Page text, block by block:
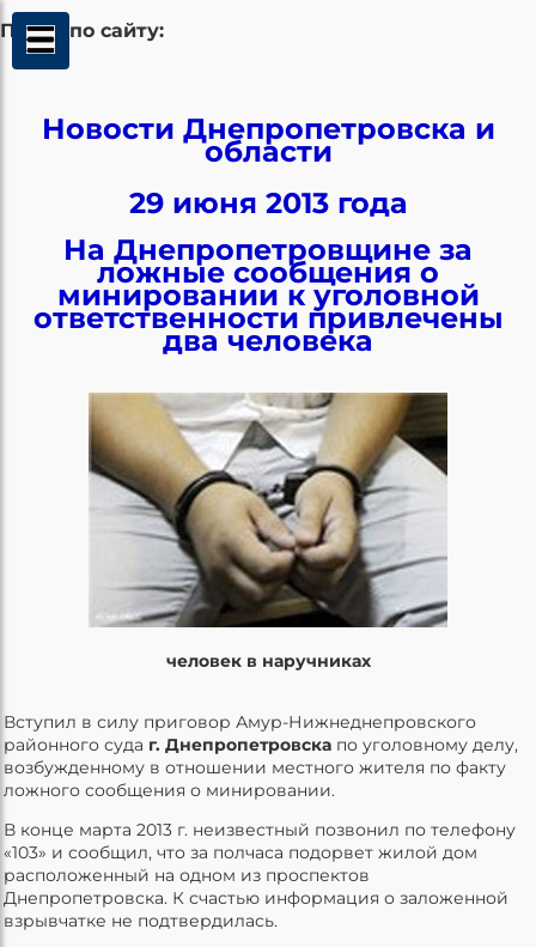
Поиск по сайту:
Новости Днепропетровска и
области
29 июня 2013 года
На Днепропетровщине за
ложные сообщения о
минировании к уголовной
ответственности привлечены
два человека
человек в наручниках
Вступил в силу приговор Амур-Нижнеднепровского
районного суда г. Днепропетровска по уголовному делу,
возбужденному в отношении местного жителя по факту
ложного сообщения о минировании.
В конце марта 2013 г. неизвестный позвонил по телефону
«103» и сообщил, что за полчаса подорвет жилой дом
расположенный на одном из проспектов
Днепропетровска. К счастью информация о заложенной
взрывчатке не подтвердилась.